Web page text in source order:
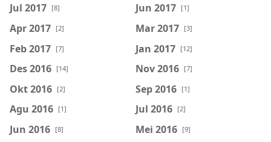
Jul 2017 [8] Jun 2017 [1]
Apr 2017 [2] Mar 2017 [3]
Feb 2017 [7] Jan 2017 [12]
Des 2016 [14] Nov 2016 [7]
Okt 2016 [2] Sep 2016 [1]
Agu 2016 [1] Jul 2016 [2]
Jun 2016 [8] Mei 2016 [9]